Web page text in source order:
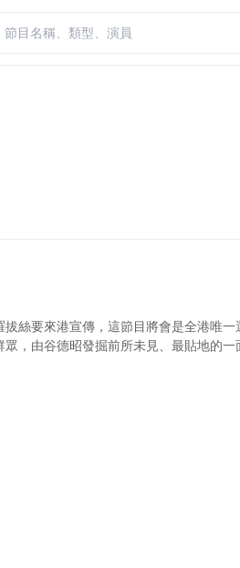
絲要來港宣傳，這節目將會是全港唯
，由谷德昭發掘前所未見、最貼地的一